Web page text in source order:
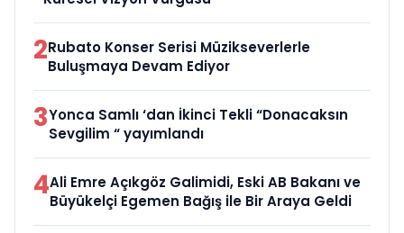
2Rubato Konser Serisi Müzikseverlerle
Buluşmaya Devam Ediyor
3Yonca Samlı ‘dan İkinci Tekli “Donacaksın
Sevgilim “ yayımlandı
4Ali Emre Açıkgöz Galimidi, Eski AB Bakanı ve
Büyükelçi Egemen Bağış ile Bir Araya Geldi